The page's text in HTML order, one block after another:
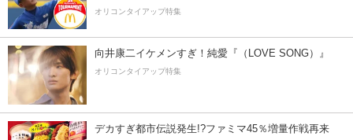
オリコンタイアップ特集
向井康二イケメンすぎ！純愛『（LOVE SONG）』
オリコンタイアップ特集
デカすぎ都市伝説発生!?ファミマ45％増量作戦再来